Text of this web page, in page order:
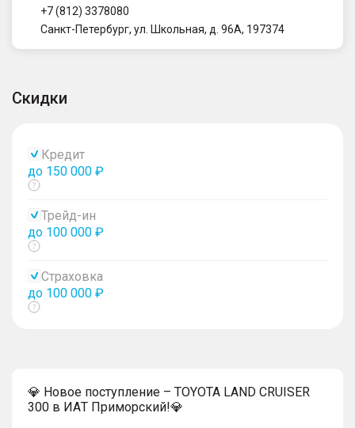
+7 (812) 3378080
Санкт-Петербург, ул. Школьная, д. 96А, 197374
Скидки
Кредит
до 150 000 ₽
Показать
Трейд-ин
до 100 000 ₽
Показать
Страховка
до 100 000 ₽
Показать
💎 Hовоe поступлениe – TOYOTA LAND CRUISER
300 в ИАT Примoрский!💎